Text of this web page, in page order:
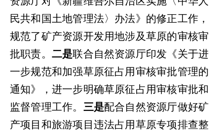
民共和国土地管理法〉办法》的修正工作，
规范了矿产资源开发用地涉及草原的审核审
批职责。 二是联合自然资源厅印发《关于进
一步规范和加强草原征占用审核审批管理的
通知》，进一步明确草原征占用审核审批和
监督管理工作。 三是配合自然资源厅做好矿
产项目和旅游项目违法占用草原专项排查整